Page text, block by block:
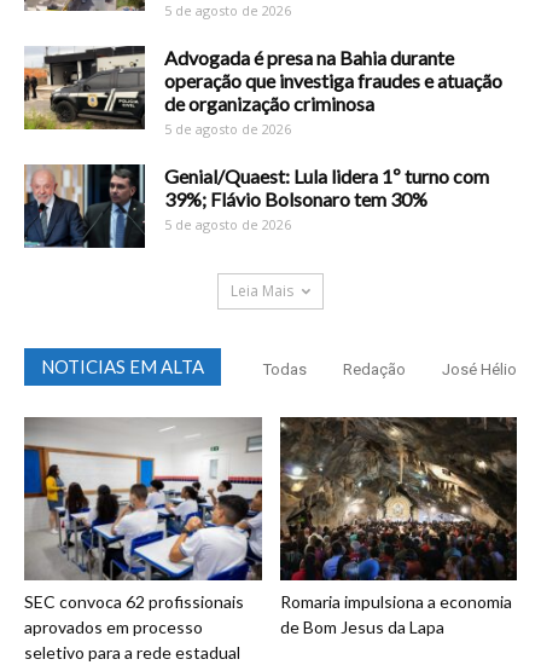
5 de agosto de 2026
Advogada é presa na Bahia durante
operação que investiga fraudes e atuação
de organização criminosa
5 de agosto de 2026
Genial/Quaest: Lula lidera 1º turno com
39%; Flávio Bolsonaro tem 30%
5 de agosto de 2026
Leia Mais
NOTICIAS EM ALTA Todas Redação José Hélio
SEC convoca 62 profissionais
aprovados em processo
seletivo para a rede estadual
Romaria impulsiona a economia
de Bom Jesus da Lapa